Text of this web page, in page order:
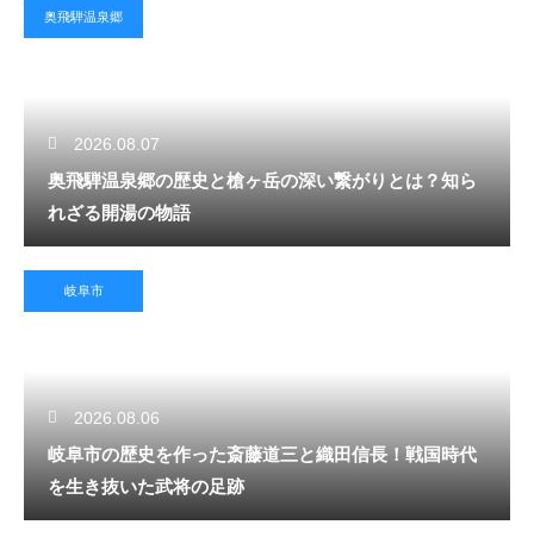
奥飛騨温泉郷
2026.08.07
奥飛騨温泉郷の歴史と槍ヶ岳の深い繋がりとは？知ら
れざる開湯の物語
岐阜市
2026.08.06
岐阜市の歴史を作った斎藤道三と織田信長！戦国時代
を生き抜いた武将の足跡